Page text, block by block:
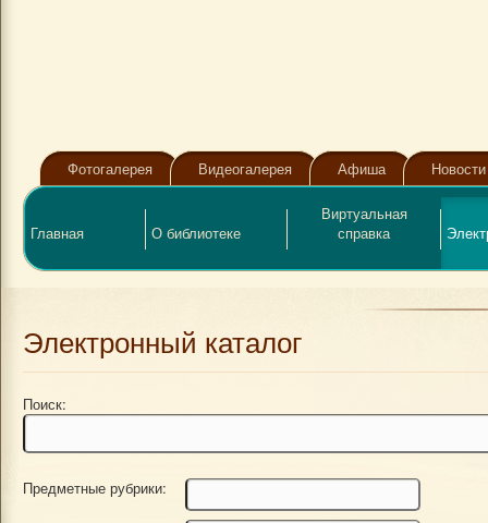
Фотогалерея Видеогалерея Афиша Новости
Главная О библиотеке
Виртуальная
справка
Электронный каталог
Поиск:
Предметные рубрики: